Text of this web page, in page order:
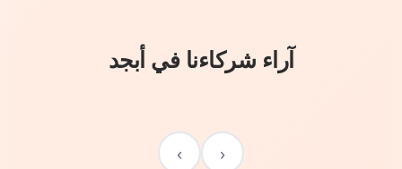
آراء شركاءنا في أبجد
‹
›